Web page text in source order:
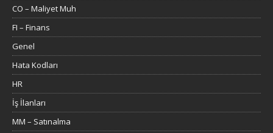
CO – Maliyet Muh
FI – Finans
Genel
Hata Kodları
HR
İş İlanları
MM – Satınalma